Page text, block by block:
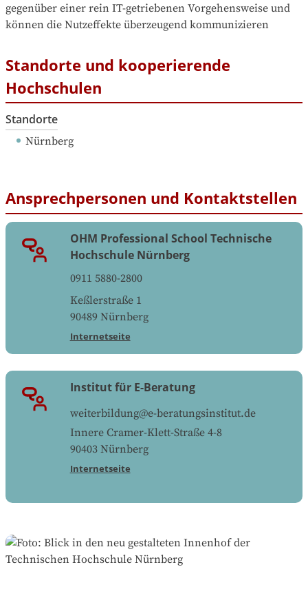
gegenüber einer rein IT-getriebenen Vorgehensweise und
können die Nutzeffekte überzeugend kommunizieren
Standorte und kooperierende
Hochschulen
Standorte
Nürnberg
Ansprechpersonen und Kontaktstellen
OHM Professional School Technische
Hochschule Nürnberg
0911 5880-2800
Keßlerstraße 1
90489 Nürnberg
Internetseite
Institut für E-Beratung
weiterbildung@e-beratungsinstitut.de
Innere Cramer-Klett-Straße 4-8
90403 Nürnberg
Internetseite